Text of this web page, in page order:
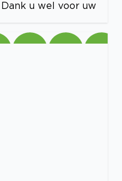
u wel voor uw